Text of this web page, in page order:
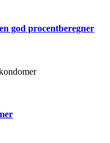
god procentberegner